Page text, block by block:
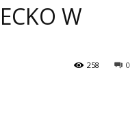
W
0
258